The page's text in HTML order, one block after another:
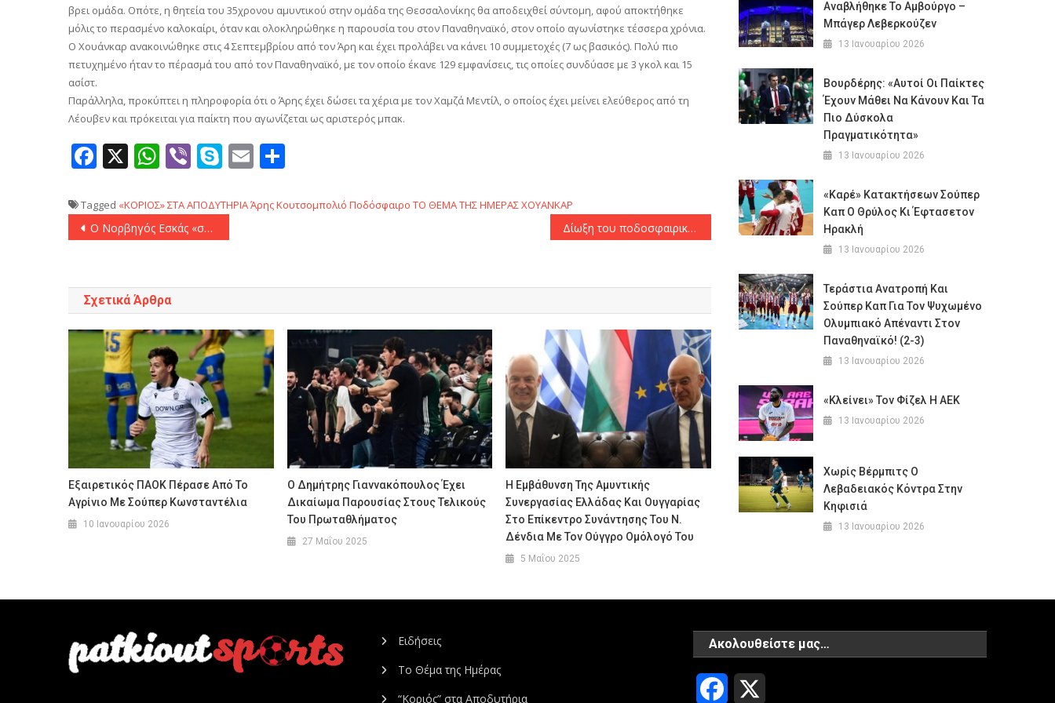
βρει ομάδα. Οπότε, η θητεία του 35χρονου αμυντικού στην ομάδα της Θεσσαλονίκης θα αποδειχθεί σύντομη, αφού αποκτήθηκε
μόλις το περασμένο καλοκαίρι, όταν και ολοκληρώθηκε η παρουσία του στον Παναθηναϊκό, στον οποίο αγωνίστηκε τέσσερα χρόνια.
Ο Χουάνκαρ ανακοινώθηκε στις 4 Σεπτεμβρίου από τον Άρη και έχει προλάβει να κάνει 10 συμμετοχές (7 ως βασικός). Πολύ πιο
πετυχημένο ήταν το πέρασμά του από τον Παναθηναϊκό, με τον οποίο έκανε 129 εμφανίσεις, τις οποίες συνδύασε με 3 γκολ και 15
ασίστ.
Παράλληλα, προκύπτει η πληροφορία ότι ο Άρης έχει δώσει τα χέρια με τον Χαμζά Μεντίλ, ο οποίος έχει μείνει ελεύθερος από τη
Λέουβεν και πρόκειται για παίκτη που αγωνίζεται ως αριστερός μπακ.
Facebook
X WhatsApp
ViberSkype
Email
Tagged «ΚΟΡΙΟΣ» ΣΤΑ ΑΠΟΔΥΤΗΡΙΑΆρηςΚουτσομπολιό Ποδόσφαιρο ΤΟ ΘΕΜΑ ΤΗΣ ΗΜΕΡΑΣΧΟΥΑΝΚΑΡ
Πλοήγηση
Ο Νορβηγός Εσκάς «σφυρίζει» στο ντέρμπι Παναθηναϊκός – ΑΕΚ Δίωξη του ποδοσφαιρικού εισαγγελέα στον ΠΑΟΚ για συνθήματα
Σχετικά Άρθρα
Εξαιρετικός ΠΑΟΚ Πέρασε Από Το
Αγρίνιο Με Σούπερ Κωνσταντέλια
10 Ιανουαρίου 2026
Ο Δημήτρης Γιαννακόπουλος Έχει
Δικαίωμα Παρουσίας Στους Τελικούς
Του Πρωταθλήματος
27 Μαΐου 2025
Η Εμβάθυνση Της Αμυντικής
Συνεργασίας Ελλάδας Και Ουγγαρίας
Στο Επίκεντρο Συνάντησης Του Ν.
Δένδια Με Τον Ούγγρο Ομόλογό Του
5 Μαΐου 2025
Αναβλήθηκε Το Αμβούργο –
Μπάγερ Λεβερκούζεν
13 Ιανουαρίου 2026
Βουρδέρης: «Αυτοί Οι Παίκτες
Έχουν Μάθει Να Κάνουν Και Τα
Πιο Δύσκολα
Πραγματικότητα»
13 Ιανουαρίου 2026
«Καρέ» Κατακτήσεων Σούπερ
Καπ Ο Θρύλος Κι Έφτασετον
Ηρακλή
13 Ιανουαρίου 2026
Τεράστια Ανατροπή Και
Σούπερ Καπ Για Τον Ψυχωμένο
Ολυμπιακό Απέναντι Στον
Παναθηναϊκό! (2-3)
13 Ιανουαρίου 2026
«Κλείνει» Τον Φίζελ Η ΑΕΚ
13 Ιανουαρίου 2026
Χωρίς Βέρμπιτς Ο
Λεβαδειακός Κόντρα Στην
Κηφισιά
13 Ιανουαρίου 2026
Ειδήσεις
Το Θέμα της Ημέρας
“Κοριός” στα Αποδυτήρια
Ακολουθείστε μας…
Facebook